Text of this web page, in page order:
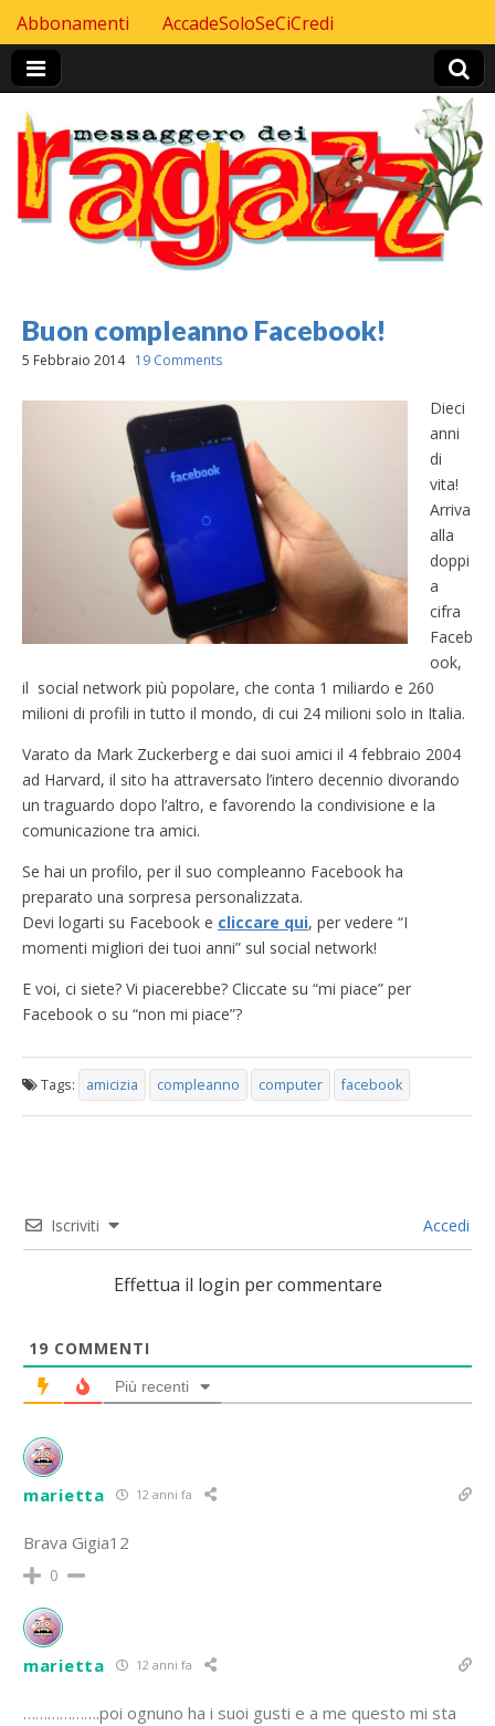
Header Top menu
Skip to content
Abbonamenti AccadeSoloSeCiCredi
Buon compleanno Facebook!
5 Febbraio 2014 19 Comments
Dieci
anni
di
vita!
Arriva
alla
doppi
a
cifra
Faceb
ook,
il social network più popolare, che conta 1 miliardo e 260
milioni di profili in tutto il mondo, di cui 24 milioni solo in Italia.
Varato da Mark Zuckerberg e dai suoi amici il 4 febbraio 2004
ad Harvard, il sito ha attraversato l’intero decennio divorando
un traguardo dopo l’altro, e favorendo la condivisione e la
comunicazione tra amici.
Se hai un profilo, per il suo compleanno Facebook ha
preparato una sorpresa personalizzata.
Devi logarti su Facebook e cliccare qui, per vedere “I
momenti migliori dei tuoi anni” sul social network!
E voi, ci siete? Vi piacerebbe? Cliccate su “mi piace” per
Facebook o su “non mi piace”?
Tags: amicizia compleanno computer facebook
Iscriviti Accedi
Effettua il login per commentare
19 COMMENTI
Più recenti
marietta 12 anni fa
Brava Gigia12
0
marietta 12 anni fa
……………….poi ognuno ha i suoi gusti e a me questo mi sta